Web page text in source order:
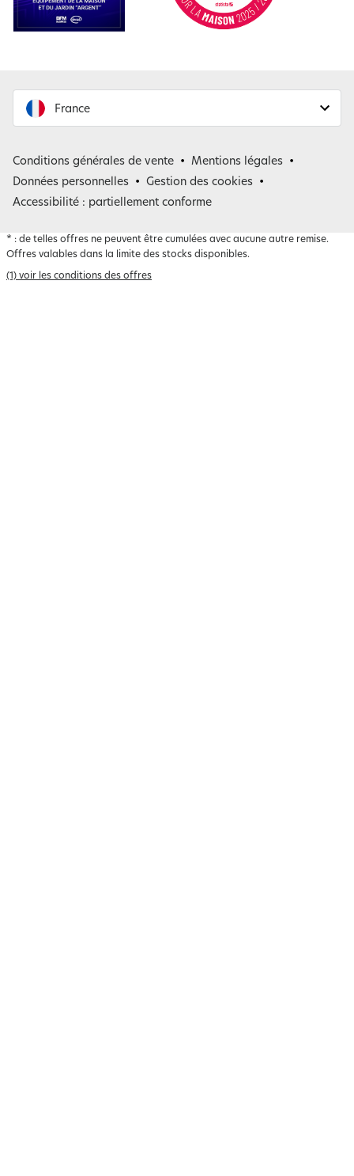
France
Belgique
Conditions générales de vente
Mentions légales
Données personnelles
Gestion des cookies
Accessibilité : partiellement conforme
* : de telles offres ne peuvent être cumulées avec aucune autre remise.
Offres valables dans la limite des stocks disponibles.
(1) voir les conditions des offres